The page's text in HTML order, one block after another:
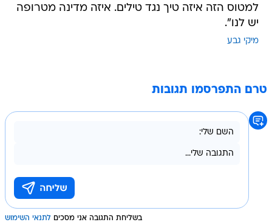
למטוס הזה איזה טיך נגד טילים. איזה מדינה מטרופה
יש לנו".
מיקי גבע
טרם התפרסמו תגובות
בשליחת התגובה אני מסכים לתנאי השימוש